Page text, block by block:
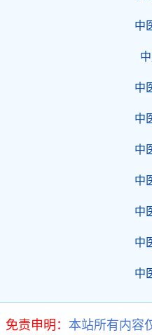
中
中
中
中
中
中
中
中
免责申明： 本站所有内容